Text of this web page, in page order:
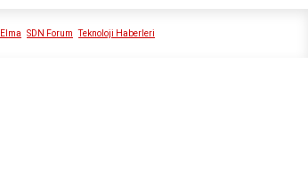
SDN Forum Teknoloji Haberleri